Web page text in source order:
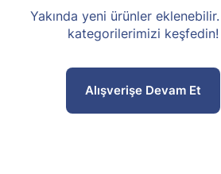
Yakında yeni ürünler
kategorilerimizi keşfedin!
Alışverişe Devam Et